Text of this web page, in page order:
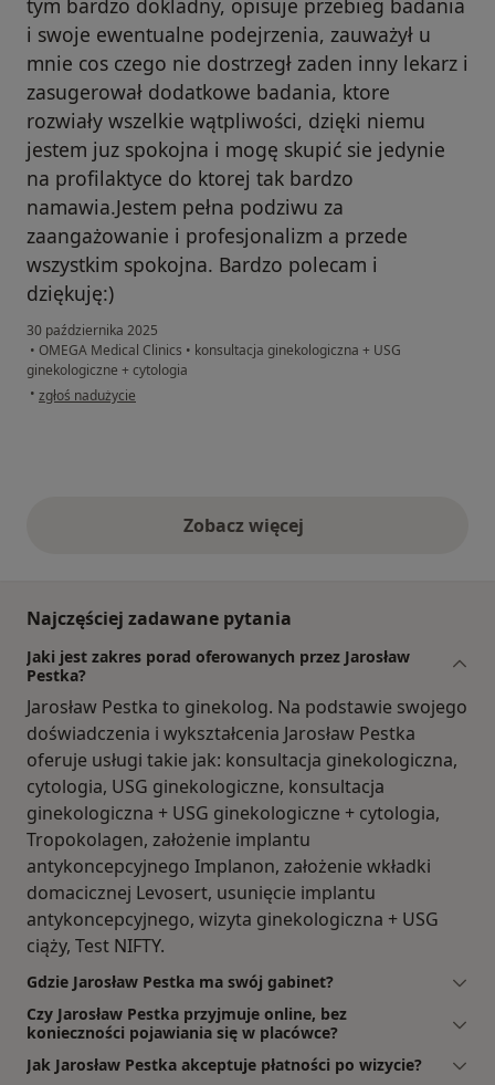
i swoje ewentualne podejrzenia, zauważył u
mnie cos czego nie dostrzegł zaden inny lekarz i
zasugerował dodatkowe badania, ktore
rozwiały wszelkie wątpliwości, dzięki niemu
jestem juz spokojna i mogę skupić sie jedynie
na profilaktyce do ktorej tak bardzo
namawia.Jestem pełna podziwu za
zaangażowanie i profesjonalizm a przede
wszystkim spokojna. Bardzo polecam i
dziękuję:)
30 października 2025
• OMEGA Medical Clinics • konsultacja ginekologiczna + USG
ginekologiczne + cytologia
• w opinii użytkownika Agata
zgłoś nadużycie
Zobacz więcejopinie powyżej
Najczęściej zadawane pytania
Jaki jest zakres porad oferowanych przez Jarosław
Pestka?
Jarosław Pestka to ginekolog. Na podstawie swojego
doświadczenia i wykształcenia Jarosław Pestka
oferuje usługi takie jak: konsultacja ginekologiczna,
cytologia, USG ginekologiczne, konsultacja
ginekologiczna + USG ginekologiczne + cytologia,
Tropokolagen, założenie implantu
antykoncepcyjnego Implanon, założenie wkładki
domacicznej Levosert, usunięcie implantu
antykoncepcyjnego, wizyta ginekologiczna + USG
ciąży, Test NIFTY.
Gdzie Jarosław Pestka ma swój gabinet?
Czy Jarosław Pestka przyjmuje online, bez
konieczności pojawiania się w placówce?
Jak Jarosław Pestka akceptuje płatności po wizycie?